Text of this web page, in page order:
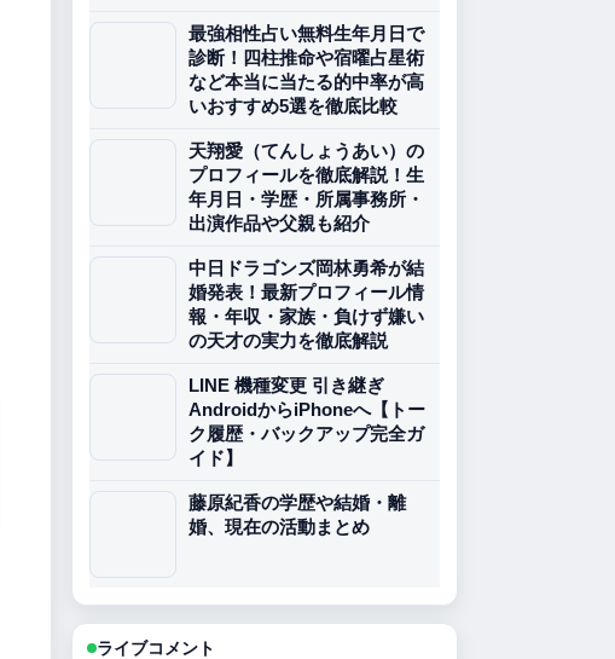
最強相性占い無料生年月日で
診断！四柱推命や宿曜占星術
など本当に当たる的中率が高
いおすすめ5選を徹底比較
天翔愛（てんしょうあい）の
プロフィールを徹底解説！生
年月日・学歴・所属事務所・
出演作品や父親も紹介
中日ドラゴンズ岡林勇希が結
婚発表！最新プロフィール情
報・年収・家族・負けず嫌い
の天才の実力を徹底解説
LINE 機種変更 引き継ぎ
AndroidからiPhoneへ【トー
ク履歴・バックアップ完全ガ
イド】
藤原紀香の学歴や結婚・離
婚、現在の活動まとめ
ライブコメント